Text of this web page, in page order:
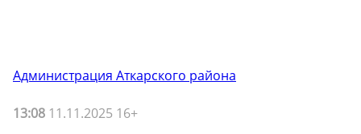
Администрация Аткарского района
13:08 11.11.2025 16+